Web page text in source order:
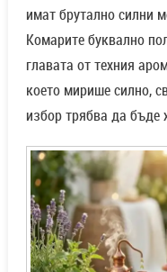
имат брутално силни
Комарите буквално
главата от техния
което мирише силно,
избор трябва да бъде